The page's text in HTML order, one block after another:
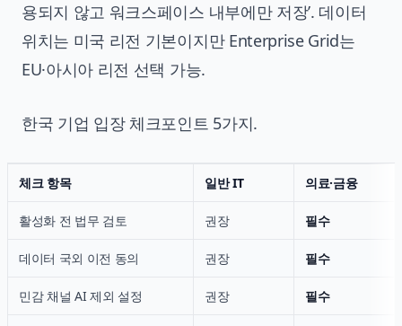
용되지 않고 워크스페이스 내부에만 저장’. 데이터
위치는 미국 리전 기본이지만 Enterprise Grid는
EU·아시아 리전 선택 가능.
한국 기업 입장 체크포인트 5가지.
체크 항목 일반 IT 의료·금융
활성화 전 법무 검토 권장 필수
데이터 국외 이전 동의 권장 필수
민감 채널 AI 제외 설정 권장 필수